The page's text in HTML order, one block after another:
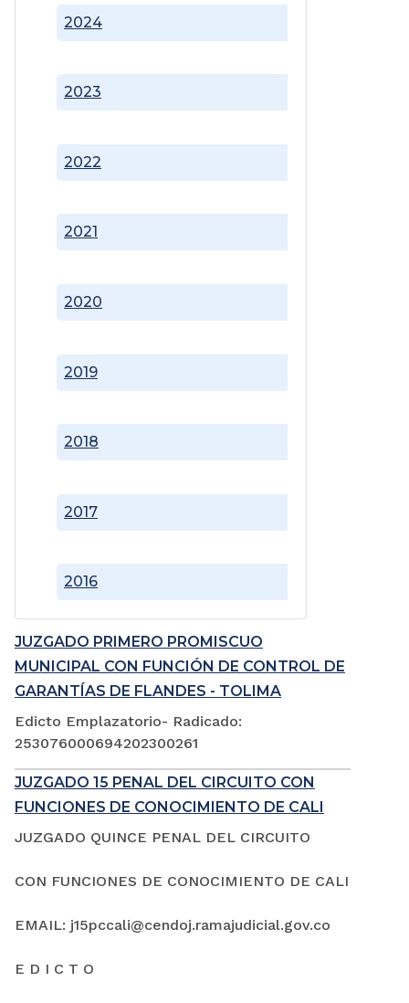
2016
2017
2018
2019
2020
2021
2022
2023
2024
JUZGADO PRIMERO PROMISCUO
MUNICIPAL CON FUNCIÓN DE CONTROL DE
GARANTÍAS DE FLANDES - TOLIMA
Edicto Emplazatorio- Radicado:
253076000694202300261
JUZGADO 15 PENAL DEL CIRCUITO CON
FUNCIONES DE CONOCIMIENTO DE CALI
JUZGADO QUINCE PENAL DEL CIRCUITO
CON FUNCIONES DE CONOCIMIENTO DE CALI
EMAIL: j15pccali@cendoj.ramajudicial.gov.co
E D I C T O